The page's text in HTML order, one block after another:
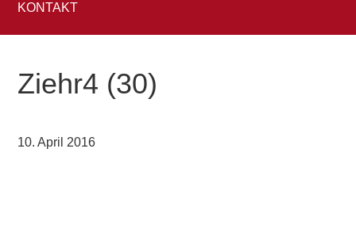
KONTAKT
Ziehr4 (30)
10. April 2016